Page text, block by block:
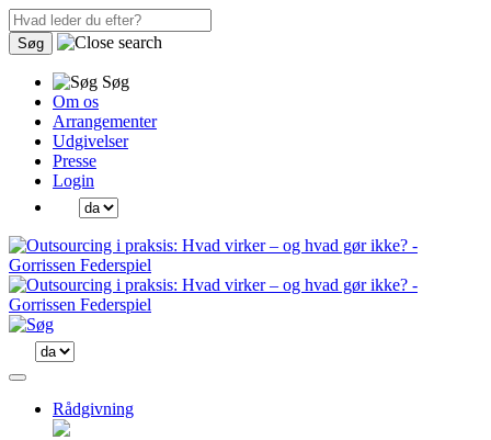
Søg
Søg
Om os
Arrangementer
Udgivelser
Presse
Login
Rådgivning